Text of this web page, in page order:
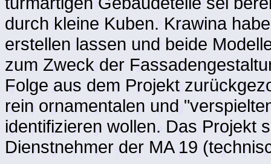
durch kleine Kuben. Krawina
erstellen lassen und beide
zum Zweck der
Folge aus dem Projekt
rein ornamentalen und
identifizieren wollen. Das Projekt
Dienstnehmer der MA 19